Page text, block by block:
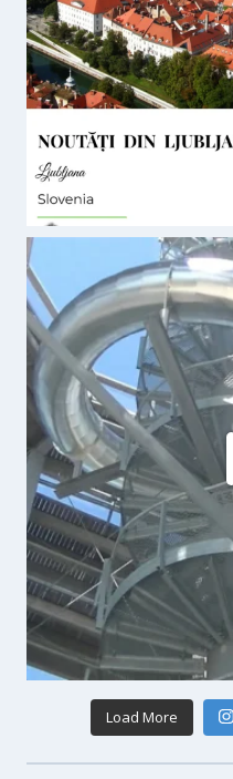
Load More